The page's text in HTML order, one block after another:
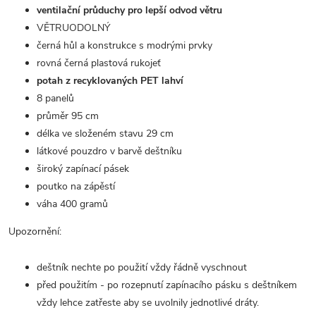
ventilační průduchy pro lepší odvod větru
VĚTRUODOLNÝ
černá hůl a konstrukce s modrými prvky
rovná černá plastová rukojeť
potah z recyklovaných PET lahví
8 panelů
průměr 95 cm
délka ve složeném stavu 29 cm
látkové pouzdro v barvě deštníku
široký zapínací pásek
poutko na zápěstí
váha 400 gramů
Upozornění:
deštník nechte po použití vždy řádně vyschnout
před použitím - po rozepnutí zapínacího pásku s deštníkem
vždy lehce zatřeste aby se uvolnily jednotlivé dráty.